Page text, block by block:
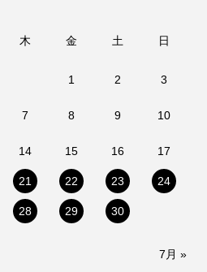
木 金 土 日
1 2 3
7 8 9 10
14 15 16 17
21 22 23 24
28 29 30
7月 »